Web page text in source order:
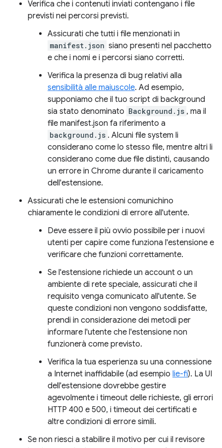
Verifica che i contenuti inviati contengano i file
previsti nei percorsi previsti.
Assicurati che tutti i file menzionati in
manifest.json siano presenti nel pacchetto
e che i nomi e i percorsi siano corretti.
Verifica la presenza di bug relativi alla
sensibilità alle maiuscole. Ad esempio,
supponiamo che il tuo script di background
sia stato denominato Background.js , ma il
file manifest.json fa riferimento a
background.js . Alcuni file system li
considerano come lo stesso file, mentre altri li
considerano come due file distinti, causando
un errore in Chrome durante il caricamento
dell'estensione.
Assicurati che le estensioni comunichino
chiaramente le condizioni di errore all'utente.
Deve essere il più ovvio possibile per i nuovi
utenti per capire come funziona l'estensione e
verificare che funzioni correttamente.
Se l'estensione richiede un account o un
ambiente di rete speciale, assicurati che il
requisito venga comunicato all'utente. Se
queste condizioni non vengono soddisfatte,
prendi in considerazione dei metodi per
informare l'utente che l'estensione non
funzionerà come previsto.
Verifica la tua esperienza su una connessione
a Internet inaffidabile (ad esempio lie-fi). La UI
dell'estensione dovrebbe gestire
agevolmente i timeout delle richieste, gli errori
HTTP 400 e 500, i timeout dei certificati e
altre condizioni di errore simili.
Se non riesci a stabilire il motivo per cui il revisore